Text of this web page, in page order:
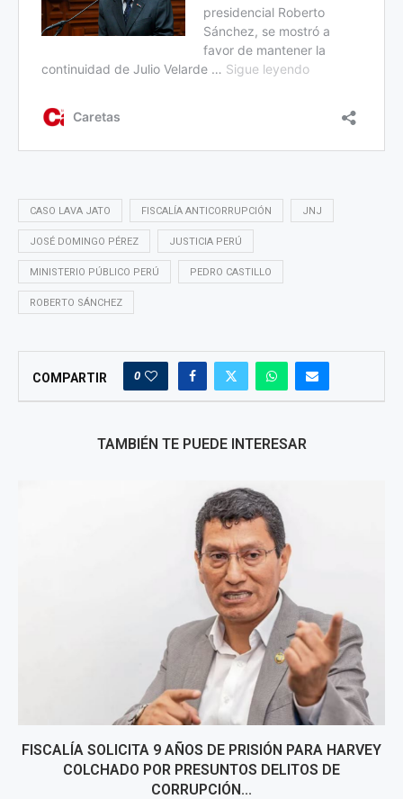
CASO LAVA JATO FISCALÍA ANTICORRUPCIÓN JNJ
JOSÉ DOMINGO PÉREZ JUSTICIA PERÚ
MINISTERIO PÚBLICO PERÚ PEDRO CASTILLO
ROBERTO SÁNCHEZ
COMPARTIR 0
TAMBIÉN TE PUEDE INTERESAR
FISCALÍA SOLICITA 9 AÑOS DE PRISIÓN PARA HARVEY
COLCHADO POR PRESUNTOS DELITOS DE
CORRUPCIÓN...